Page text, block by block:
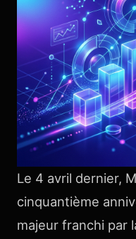
Le 4 avril dernier,
cinquantième
majeur franchi par